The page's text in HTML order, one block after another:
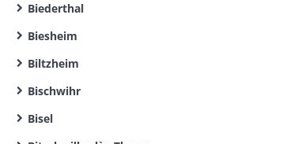
Biederthal
Biesheim
Biltzheim
Bischwihr
Bisel